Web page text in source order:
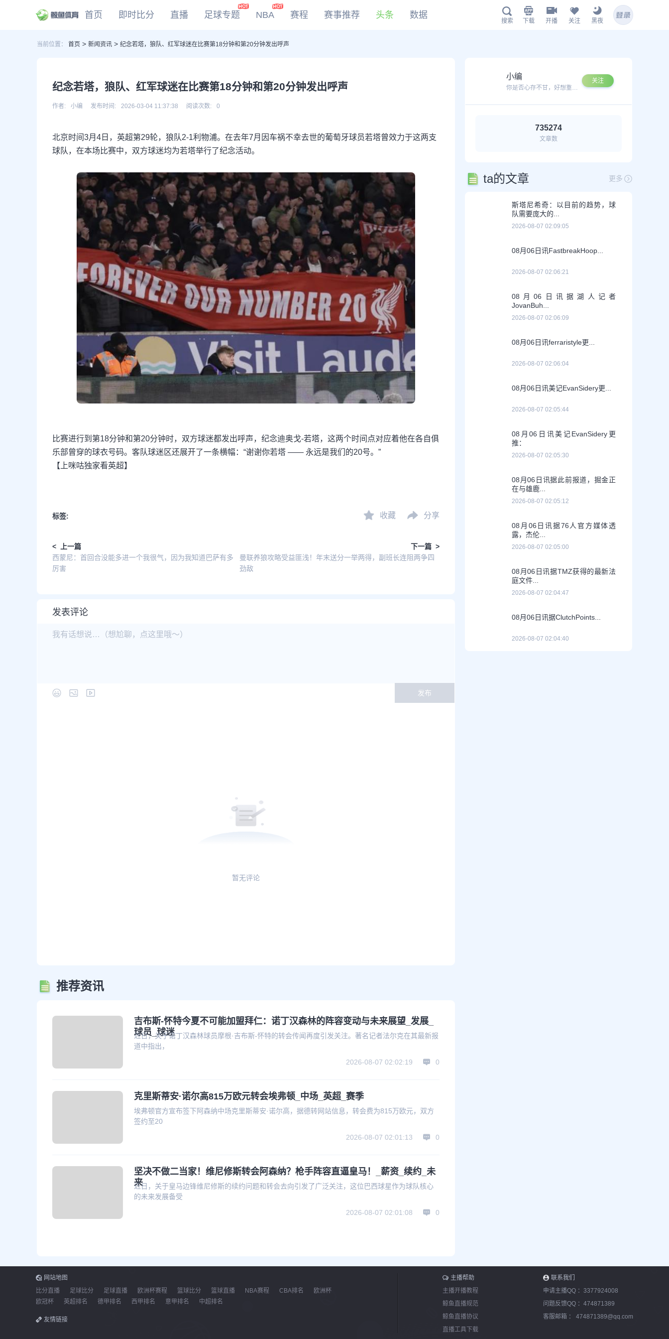
首页 即时比分
足球 比分
电竞比分
欧冠
德甲
NBA
NCAA
DOTA2
KOG
直播
CBA
DOTA2
KOG
足球专题 NBA 赛程 赛事推荐
足球推荐
头条
头条
数据
足球资料库
搜索 下载 开播 关注 黑夜
当前位置： 首页 > 新闻资讯 > 纪念若塔，狼队、红军球迷在比赛第18分钟和第20分钟发出呼声
纪念若塔，狼队、红军球迷在比赛第18分钟和第20分钟发出呼声
作者: 小编 发布时间: 2026-03-04 11:37:38 阅读次数: 0
北京时间3月4日，英超第29轮，狼队2-1利物浦。在去年7月因车祸不幸去世的葡萄牙球员若塔曾效力于这两支
球队，在本场比赛中，双方球迷均为若塔举行了纪念活动。
比赛进行到第18分钟和第20分钟时，双方球迷都发出呼声，纪念迪奥戈-若塔，这两个时间点对应着他在各自俱
乐部曾穿的球衣号码。客队球迷区还展开了一条横幅：“谢谢你若塔 —— 永远是我们的20号。”
【上咪咕独家看英超】
标签: 收藏 分享
< 上一篇
西蒙尼：首回合没能多进一个我很气，因为我知道巴萨有多
厉害
下一篇 >
曼联养狼攻略受益匪浅！年末送分一举两得，副班长连阻两争四
劲敌
发表评论
发布
暂无评论
推荐资讯
吉布斯-怀特今夏不可能加盟拜仁：诺丁汉森林的阵容变动与未来展望_发展_
球员_球迷
近日，关于诺丁汉森林球员摩根·吉布斯-怀特的转会传闻再度引发关注。著名记者法尔克在其最新报
道中指出，
2026-08-07 02:02:19
0
克里斯蒂安·诺尔高815万欧元转会埃弗顿_中场_英超_赛季
埃弗顿官方宣布签下阿森纳中场克里斯蒂安·诺尔高，据德转网站信息，转会费为815万欧元，双方
签约至20
2026-08-07 02:01:13
0
坚决不做二当家！维尼修斯转会阿森纳？枪手阵容直逼皇马！_薪资_续约_未
来
近日，关于皇马边锋维尼修斯的续约问题和转会去向引发了广泛关注，这位巴西球星作为球队核心
的未来发展备受
2026-08-07 02:01:08
0
小编
关注
你是否心存不甘，好想重新再次搏杀一番？
735274
文章数
ta的文章 更多
斯塔尼希奇：以目前的趋势，球
队需要庞大的...
2026-08-07 02:09:05
08月06日讯FastbreakHoop...
2026-08-07 02:06:21
08月06日讯据湖人记者
JovanBuh...
2026-08-07 02:06:09
08月06日讯ferraristyle更...
2026-08-07 02:06:04
08月06日讯美记EvanSidery更...
2026-08-07 02:05:44
08月06日讯美记EvanSidery更
推：
2026-08-07 02:05:30
08月06日讯据此前报道，掘金正
在与雄鹿...
2026-08-07 02:05:12
08月06日讯据76人官方媒体透
露，杰伦...
2026-08-07 02:05:00
08月06日讯据TMZ获得的最新法
庭文件...
2026-08-07 02:04:47
08月06日讯据ClutchPoints...
2026-08-07 02:04:40
网站地图
比分直播
足球比分 足球直播 欧洲杯赛程 篮球比分 篮球直播 NBA赛程 CBA排名
欧洲杯
欧冠杯
英超排名 德甲排名 西甲排名 意甲排名 中超排名
友情链接
主播帮助
主播开播教程
鲸鱼直播规范
鲸鱼直播协议
直播工具下载
联系我们
申请主播QQ ： 3377924008
问题反馈QQ ： 474871389
客服邮箱 ： 474871389@qq.com